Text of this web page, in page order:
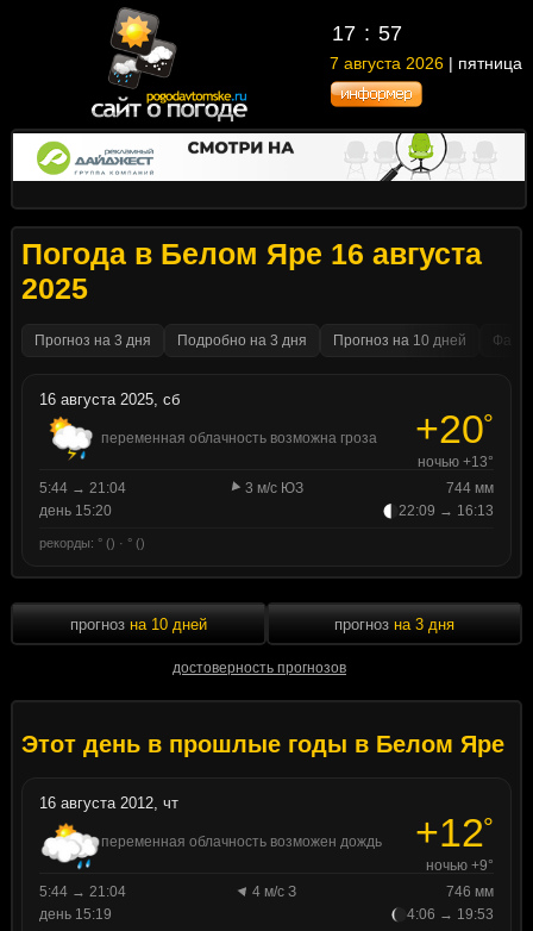
17 57
7 августа 2026 | пятница
Погода в Белом Яре 16 августа
2025
Прогноз на 3 дня Подробно на 3 дня Прогноз на 10 дней
16 августа 2025, сб
переменная облачность возможна гроза +20°
ночью +13°
5:44 → 21:04
3 м/с ЮЗ
744 мм
день 15:20
22:09 → 16:13
рекорды: ° () · ° ()
прогноз на 10 дней
достоверность прогнозов
прогноз на 3 дня
Этот день в прошлые годы в Белом Яре
16 августа 2012, чт
переменная облачность возможен дождь +12°
ночью +9°
5:44 → 21:04
4 м/с З
746 мм
день 15:19
4:06 → 19:53